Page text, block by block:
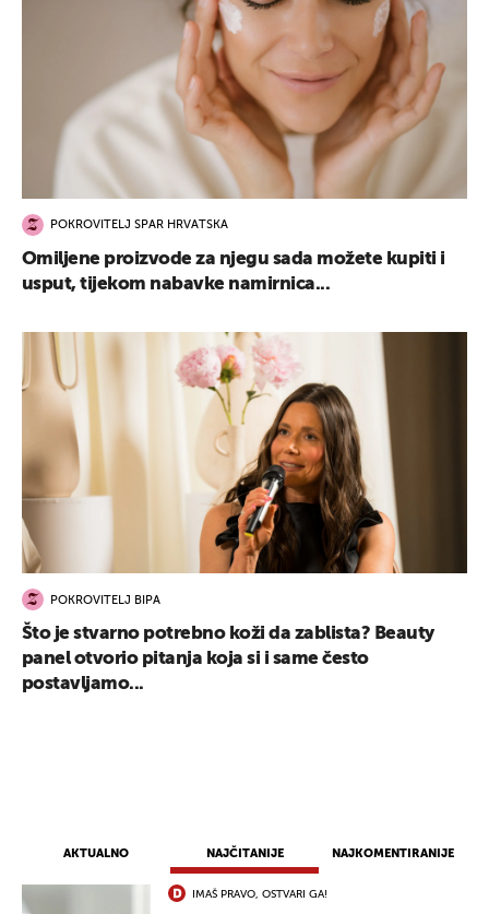
AKTUALNO NAJČITANIJE NAJKOMENTIRANIJE
IMAŠ PRAVO, OSTVARI GA!
POKROVITELJ SPAR HRVATSKA
Omiljene proizvode za njegu sada možete kupiti i
usput, tijekom nabavke namirnica...
POKROVITELJ BIPA
Što je stvarno potrebno koži da zablista? Beauty
panel otvorio pitanja koja si i same često
postavljamo...